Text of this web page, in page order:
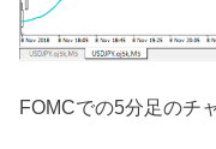
FOMCでの5分足のチ